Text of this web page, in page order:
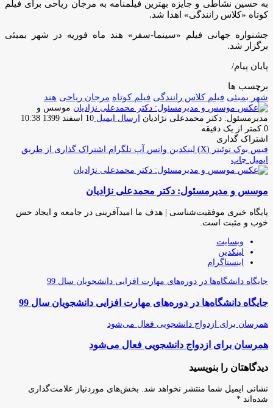
به حسین نشاطی و جایزه بهترین فیلمنامه به مرجان ریاحی برای فیلم
کوتاه «کلاس رانندگی» اهدا شد.
جشنواره جهانی فیلم «سینما-سفر» هند ماه فوریه در شهر بمبئی
برگزار شد.
پایان پیام/
برچسب ها
شهر بمبئی فیلم کلاس رانندگی فیلم کوتاه مرجان ریاحی هند
موسس و
مدیرمسئول: دکتر محمدعلی نژادیان ارسال ایمیل 10 اسفند 1399 10:38
0 کمتر از یک دقیقه
اشتراک گذاری
فیس بوک توئیتر (X) لینکدین واتس آپ تلگرام اشتراک گذاری از طریق
ایمیل چاپ
موسس و مدیرمسئول: دکتر محمدعلی نژادیان
پایگاه خبری موفقیت‌شناسی | هدف ما امیدآفرینی در جامعه و ایجاد حس
خوب و مثبت است.
وبسایت
لینکدین
اینستاگرام
جایگاه دانشگاه‌ها در دوره‌های مهارت ‌افزایی دانشجویان سال 99
جایگاه دانشگاه‌ها در دوره‌های مهارت ‌افزایی دانشجویان سال 99
همرسان برای ازدواج دانشجویی فعال می‌شود
همرسان برای ازدواج دانشجویی فعال می‌شود
دیدگاهتان را بنویسید
نشانی ایمیل شما منتشر نخواهد شد. بخش‌های موردنیاز علامت‌گذاری
شده‌اند *